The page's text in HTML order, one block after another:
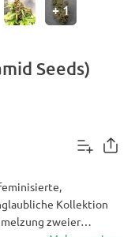
+1
Seeds)
Kollektion
zweier